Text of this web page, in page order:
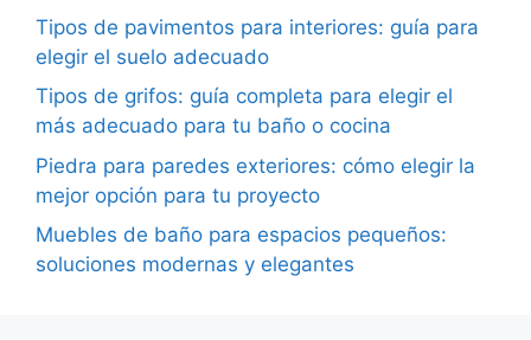
Tipos de pavimentos para interiores: guía para
elegir el suelo adecuado
Tipos de grifos: guía completa para elegir el
más adecuado para tu baño o cocina
Piedra para paredes exteriores: cómo elegir la
mejor opción para tu proyecto
Muebles de baño para espacios pequeños:
soluciones modernas y elegantes